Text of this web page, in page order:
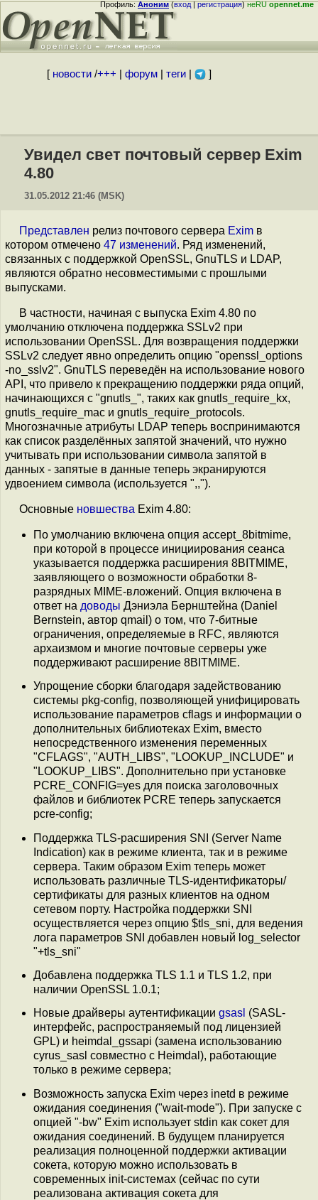
Профиль:Аноним(вход|регистрация)неRUopennet.me
[ новости/+++ форум| теги| ]
Увидел свет почтовый сервер Exim
4.80
31.05.2012 21:46 (MSK)
Представлен релиз почтового сервера Exim в
котором отмечено 47 изменений. Ряд изменений,
связанных с поддержкой OpenSSL, GnuTLS и LDAP,
являются обратно несовместимыми с прошлыми
выпусками.
В частности, начиная с выпуска Exim 4.80 по
умолчанию отключена поддержка SSLv2 при
использовании OpenSSL. Для возвращения поддержки
SSLv2 следует явно определить опцию "openssl_options
-no_sslv2". GnuTLS переведён на использование нового
API, что привело к прекращению поддержки ряда опций,
начинающихся с "gnutls_", таких как gnutls_require_kx,
gnutls_require_mac и gnutls_require_protocols.
Многозначные атрибуты LDAP теперь воспринимаются
как список разделённых запятой значений, что нужно
учитывать при использовании символа запятой в
данных - запятые в данные теперь экранируются
удвоением символа (используется ",,").
Основные новшества Exim 4.80:
По умолчанию включена опция accept_8bitmime,
при которой в процессе инициирования сеанса
указывается поддержка расширения 8BITMIME,
заявляющего о возможности обработки 8-
разрядных MIME-вложений. Опция включена в
ответ на доводы Дэниэла Бернштейна (Daniel
Bernstein, автор qmail) о том, что 7-битные
ограничения, определяемые в RFC, являются
архаизмом и многие почтовые серверы уже
поддерживают расширение 8BITMIME.
Упрощение сборки благодаря задействованию
системы pkg-config, позволяющей унифицировать
использование параметров cflags и информации о
дополнительных библиотеках Exim, вместо
непосредственного изменения переменных
"CFLAGS", "AUTH_LIBS", "LOOKUP_INCLUDE" и
"LOOKUP_LIBS". Дополнительно при установке
PCRE_CONFIG=yes для поиска заголовочных
файлов и библиотек PCRE теперь запускается
pcre-config;
Поддержка TLS-расширения SNI (Server Name
Indication) как в режиме клиента, так и в режиме
сервера. Таким образом Exim теперь может
использовать различные TLS-идентификаторы/
сертификаты для разных клиентов на одном
сетевом порту. Настройка поддержки SNI
осуществляется через опцию $tls_sni, для ведения
лога параметров SNI добавлен новый log_selector
"+tls_sni"
Добавлена поддержка TLS 1.1 и TLS 1.2, при
наличии OpenSSL 1.0.1;
Новые драйверы аутентификации gsasl (SASL-
интерфейс, распространяемый под лицензией
GPL) и heimdal_gssapi (замена использованию
cyrus_sasl совместно с Heimdal), работающие
только в режиме сервера;
Возможность запуска Exim через inetd в режиме
ожидания соединения ("wait-mode"). При запуске с
опцией "-bw" Exim использует stdin как сокет для
ожидания соединений. В будущем планируется
реализация полноценной поддержки активации
сокета, которую можно использовать в
современных init-системах (сейчас по сути
реализована активация сокета для